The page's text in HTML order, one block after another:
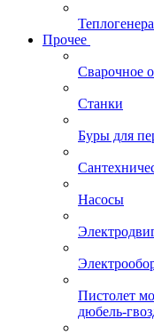
Прочее
Сварочное
Станки
Буры для
Насосы
Пистолет
дюбель-